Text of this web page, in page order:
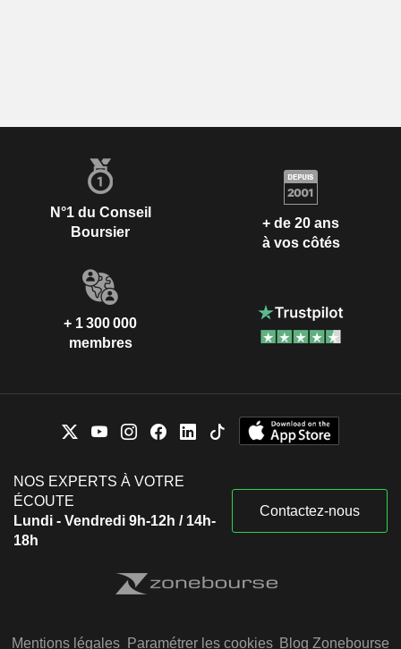
N°1 du Conseil
Boursier
+ de 20 ans
à vos côtés
+ 1 300 000
membres
NOS EXPERTS À VOTRE
ÉCOUTE
Lundi - Vendredi 9h-12h / 14h-
18h
Contactez-nous
Mentions légales Paramétrer les cookies Blog Zonebourse